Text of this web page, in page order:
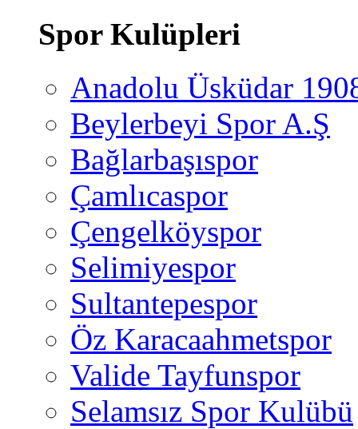
Spor Kulüpleri
Anadolu Üsküdar
Beylerbeyi Spor A.Ş
Bağlarbaşıspor
Çamlıcaspor
Çengelköyspor
Selimiyespor
Sultantepespor
Öz Karacaahmetspor
Valide Tayfunspor
Selamsız Spor Kulübü